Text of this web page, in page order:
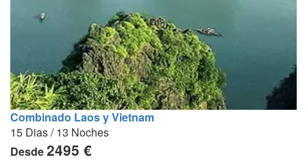
Combinado Laos y Vietnam
15 Dias / 13 Noches
Desde2495 €